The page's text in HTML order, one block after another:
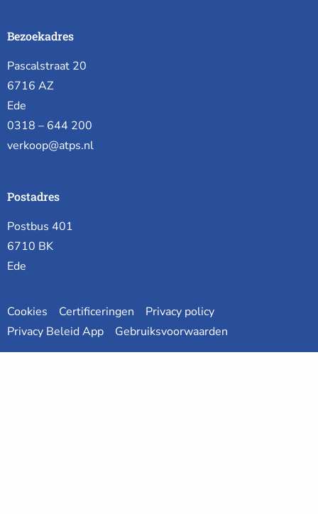
Bezoekadres
Pascalstraat 20
6716 AZ
Ede
0318 – 644 200
verkoop@atps.nl
Postadres
Postbus 401
6710 BK
Ede
Cookies Certificeringen
Privacy policy
Privacy Beleid App
Gebruiksvoorwaarden